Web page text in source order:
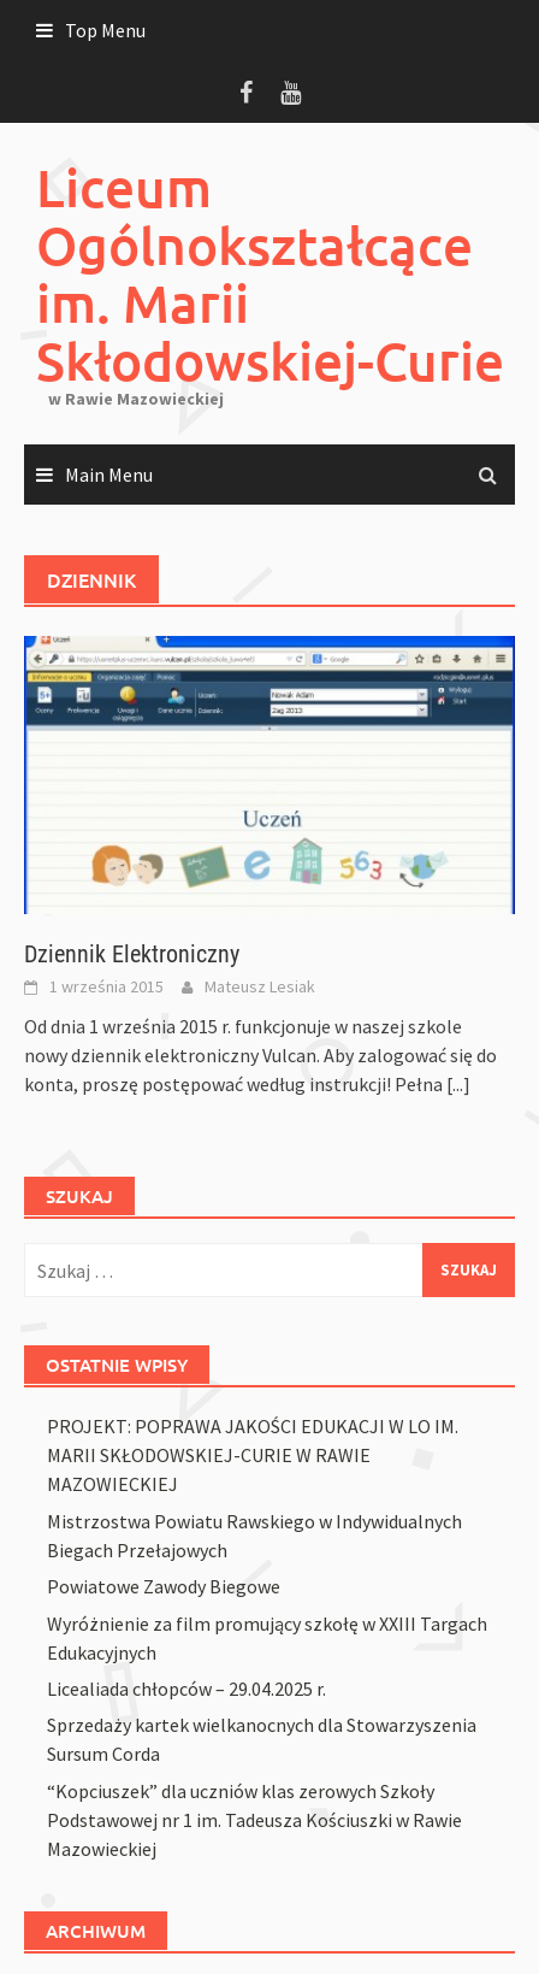
Top Menu
Liceum
Ogólnokształcące
im. Marii
Skłodowskiej-Curie
w Rawie Mazowieckiej
Main Menu
DZIENNIK
Dziennik Elektroniczny
1 września 2015 Mateusz Lesiak
Od dnia 1 września 2015 r. funkcjonuje w naszej szkole
nowy dziennik elektroniczny Vulcan. Aby zalogować się do
konta, proszę postępować według instrukcji! Pełna [...]
SZUKAJ
OSTATNIE WPISY
PROJEKT: POPRAWA JAKOŚCI EDUKACJI W LO IM.
MARII SKŁODOWSKIEJ-CURIE W RAWIE
MAZOWIECKIEJ
Mistrzostwa Powiatu Rawskiego w Indywidualnych
Biegach Przełajowych
Powiatowe Zawody Biegowe
Wyróżnienie za film promujący szkołę w XXIII Targach
Edukacyjnych
Licealiada chłopców – 29.04.2025 r.
Sprzedaży kartek wielkanocnych dla Stowarzyszenia
Sursum Corda
“Kopciuszek” dla uczniów klas zerowych Szkoły
Podstawowej nr 1 im. Tadeusza Kościuszki w Rawie
Mazowieckiej
ARCHIWUM